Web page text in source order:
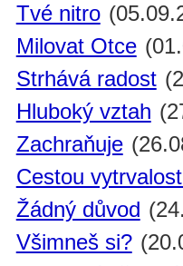
Tvé nitro
Milovat Otce
Strhává radost
Hluboký vztah
Zachraňuje
Cestou
Žádný důvod
Všimneš si?